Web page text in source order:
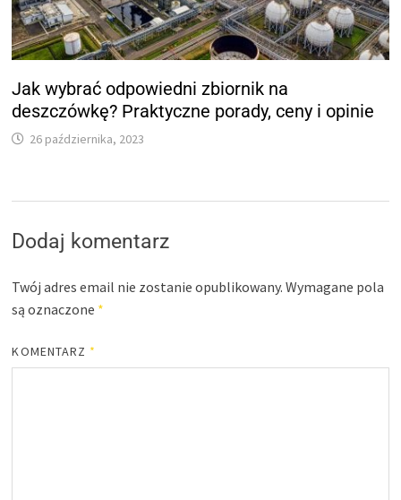
Jak wybrać odpowiedni zbiornik na
deszczówkę? Praktyczne porady, ceny i opinie
26 października, 2023
Dodaj komentarz
Twój adres email nie zostanie opublikowany. Wymagane pola
są oznaczone *
KOMENTARZ *